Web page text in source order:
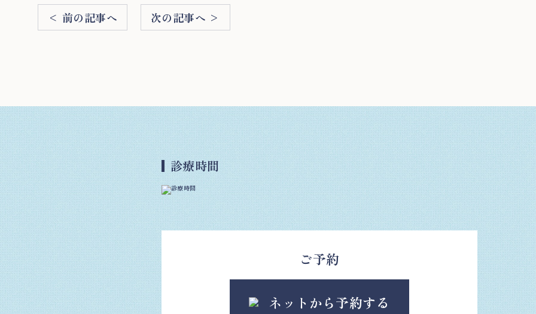
< 前の記事へ 次の記事へ >
診療時間
ご予約
ネットから予約する